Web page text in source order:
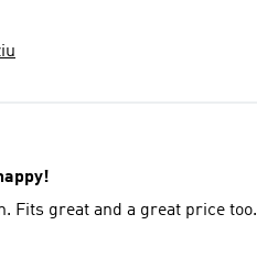
Fits great and a great price too.